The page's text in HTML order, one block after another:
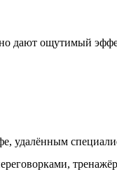
дают ощутимый
удалённым